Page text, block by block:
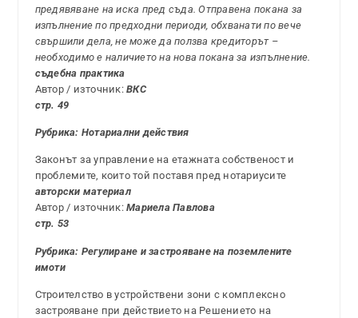
предявяване на иска пред съда. Отправена покана за
изпълнение по предходни периоди, обхванати по вече
свършили дела, не може да ползва кредиторът –
необходимо е наличието на нова покана за изпълнение.
съдебна практика
Автор / източник:ВКС
стр. 49
Рубрика: Нотариални действия
Законът за управление на етажната собственост и
проблемите, които той поставя пред нотариусите
авторски материал
Автор / източник:Мариела Павлова
стр. 53
Рубрика: Регулиране и застрояване на поземлените
имоти
Строителство в устройствени зони с комплексно
застрояване при действието на Решението на